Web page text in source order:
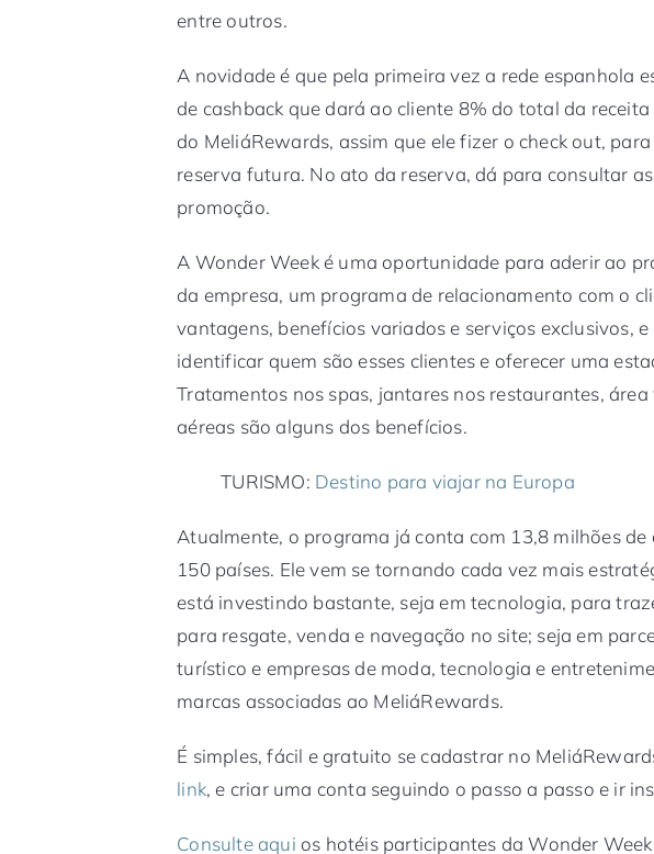
entre outros.
A novidade é que pela primeira vez a rede espanhola
de cashback que dará ao cliente 8% do total da
do MeliáRewards, assim que ele fizer o check out,
reserva futura. No ato da reserva, dá para consultar
promoção.
A Wonder Week é uma oportunidade para aderir ao
da empresa, um programa de relacionamento com o
vantagens, benefícios variados e serviços exclusivos,
identificar quem são esses clientes e oferecer uma
Tratamentos nos spas, jantares nos restaurantes,
aéreas são alguns dos benefícios.
TURISMO: Destino para viajar na Europa
Atualmente, o programa já conta com 13,8 milhões de
150 países. Ele vem se tornando cada vez mais
está investindo bastante, seja em tecnologia, para
para resgate, venda e navegação no site; seja em
turístico e empresas de moda, tecnologia e
marcas associadas ao MeliáRewards.
É simples, fácil e gratuito se cadastrar no
link, e criar uma conta seguindo o passo a passo e ir
Consulte aqui os hotéis participantes da Wonder